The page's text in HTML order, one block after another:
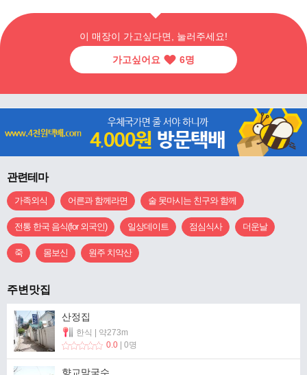
이 매장이 가고싶다면, 눌러주세요!
가고싶어요 6명
관련테마
가족외식 어른과 함께라면 술 못마시는 친구와 함께
전통 한국 음식(for 외국인) 일상데이트 점심식사 더운날
죽 몸보신 원주 치악산
주변맛집
산정집
한식 | 약273m
0.0 | 0명
향교막국수